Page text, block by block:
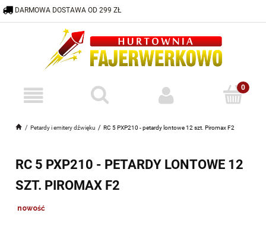
Petardy i emitery dźwięku RC 5 PXP210 - petardy lontowe 12 szt. Piromax F2
DARMOWA DOSTAWA OD 299 ZŁ
HURTOWNIA@FAJERWERKOWO.PL
RC 5 PXP210 - PETARDY LONTOWE 12
SZT. PIROMAX F2
nowość